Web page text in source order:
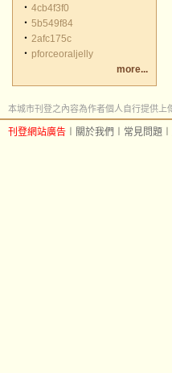
‧ 4cb4f3f0
‧ 5b549f84
‧ 2afc175c
‧ pforceoraljelly
more...
本城市刊登之內容為作者個人自行提供上
刊登網站廣告 關於我們 常見問題